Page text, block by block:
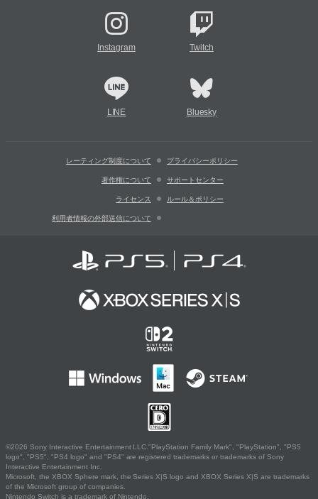
Instagram Twitch
LINE Bluesky
レーティング制度について プライバシーポリシー
著作権について サポートセンター
ライセンス ルール＆ポリシー
利用者情報の外部送信について
©2026 Sony Interactive Entertainment LLC."PlayStation Family Mark", "PlayStation", "PS5
logo", "PS5", "PS4 logo" and "PS4" are registered trademarks or trademarks of Sony
Interactive Entertainment Inc.
Microsoft, the XBOX Sphere mark, the Series X|S logo and XBOX Series X|S are trademarks
of the Microsoft group of companies.
Nintendo Switch is a trademark of Nintendo.